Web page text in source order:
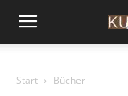
Start Bücher